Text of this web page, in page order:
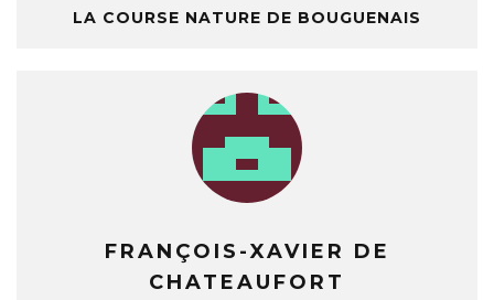
LA COURSE NATURE DE BOUGUENAIS
FRANÇOIS-XAVIER DE
CHATEAUFORT